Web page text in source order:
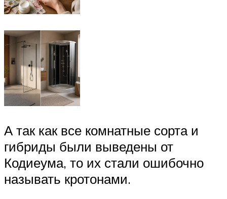
А так как все комнатные сорта и
гибриды были выведены от
Кодиеума, то их стали ошибочно
называть кротонами.